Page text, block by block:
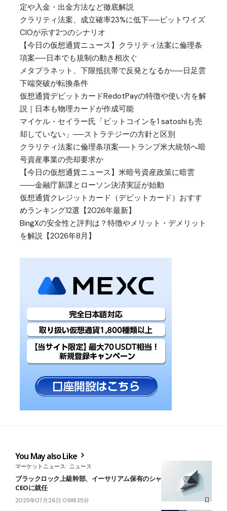
定や入金・出金方法など徹底解説
クラリティ法案、成立確率23%に低下──ビットワイズ
CIOが示す2つのシナリオ
【今日の仮想通貨ニュース】クラリティ法案に倫理条
項案──日本でも規制の動き相次ぐ
メタプラネット、下限抵抗帯で反発となるか──日足雲
下端突破が転換条件
仮想通貨デビットカードRedotPayの特徴や使い方を解
説｜日本も物理カードが作成可能
マイケル・セイラー氏「ビットコインを1 satoshiも売
却していない」──ストラテジーの方針と区別
クラリティ法案に倫理条項案──トランプ米大統領へ暗
号資産事業の売却要求か
【今日の仮想通貨ニュース】米暗号資産政策に暗雲
――金融庁新課とローソン決済実証が始動
仮想通貨クレジットカード（デビットカード）おすす
めランキング12選【2026年最新】
BingXの安全性と評判は？特徴やメリット・デメリット
を解説【2026年8月】
You May also Like
マーケットニュース ニュース
ブラックロック上級幹部、イーサリアム保有のシャープリンク共同
CEOに就任
2025年07月26日 09時35分